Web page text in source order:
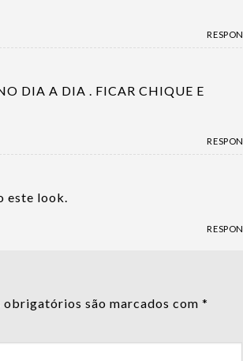
DIA A DIA . FICAR CHIQUE E
este look.
obrigatórios são marcados com *